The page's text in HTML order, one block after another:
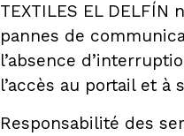
TEXTILES EL DELFÍN
pannes de
l’absence
l’accès au portail et à
Responsabilité des